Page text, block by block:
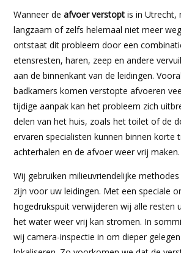
Wanneer deafvoer verstopt is in Utrecht,
langzaam of zelfs helemaal niet meer
ontstaat dit probleem door een
etensresten, haren, zeep en andere
aan de binnenkant van de leidingen.
badkamers komen verstopte afvoeren
tijdige aanpak kan het probleem zich
delen van het huis, zoals het toilet of de
ervaren specialisten kunnen binnen korte
achterhalen en de afvoer weer vrij maken.
Wij gebruiken milieuvriendelijke
zijn voor uw leidingen. Met een speciale
hogedrukspuit verwijderen wij alle resten
het water weer vrij kan stromen. In
wij camera-inspectie in om dieper